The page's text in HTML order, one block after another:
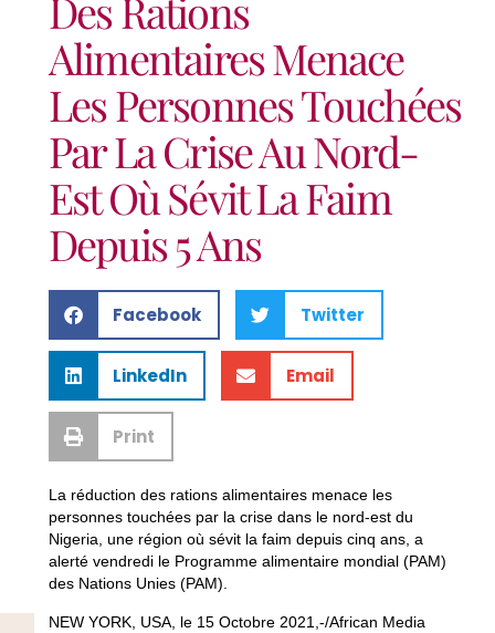
Des Rations
Alimentaires Menace
Les Personnes Touchées
Par La Crise Au Nord-
Est Où Sévit La Faim
Depuis 5 Ans
Facebook Twitter
LinkedIn Email
Print
La réduction des rations alimentaires menace les
personnes touchées par la crise dans le nord-est du
Nigeria, une région où sévit la faim depuis cinq ans, a
alerté vendredi le Programme alimentaire mondial (PAM)
des Nations Unies (PAM).
NEW YORK, USA, le 15 Octobre 2021,-/African Media